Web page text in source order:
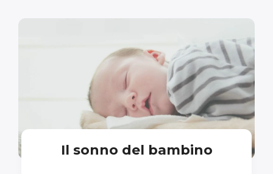
Il sonno del bambino